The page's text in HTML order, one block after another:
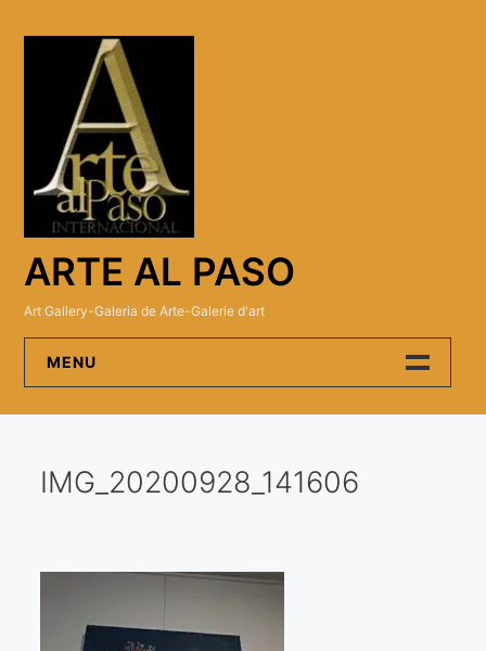
ARTE AL PASO
Art Gallery-Galeria de Arte-Galerie d'art
MENU
Artistas
Visitas a los ateliers o talleres de artistas
IMG_20200928_141606